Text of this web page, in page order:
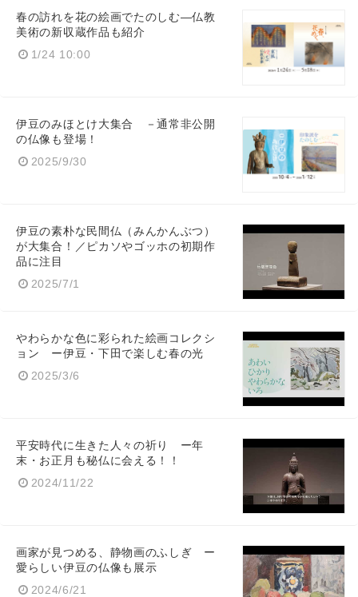
春の訪れを花の絵画でたのしむ―仏教
美術の新収蔵作品も紹介
1/24 10:00
伊豆のみほとけ大集合 －通常非公開
の仏像も登場！
2025/9/30
伊豆の素朴な民間仏（みんかんぶつ）
が大集合！／ピカソやゴッホの初期作
品に注目
2025/7/1
やわらかな色に彩られた絵画コレクシ
ョン ー伊豆・下田で楽しむ春の光
2025/3/6
平安時代に生きた人々の祈り ー年
末・お正月も秘仏に会える！！
2024/11/22
画家が見つめる、静物画のふしぎ ー
愛らしい伊豆の仏像も展示
2024/6/21